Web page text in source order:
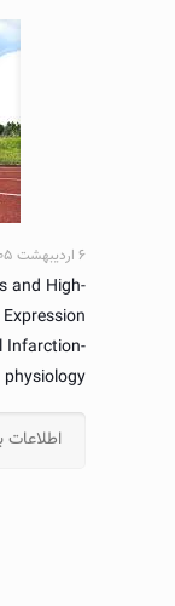
۶ اردیبهشت ۱۴۰۵
and High-
Infarction-
physiology
اطلاعات